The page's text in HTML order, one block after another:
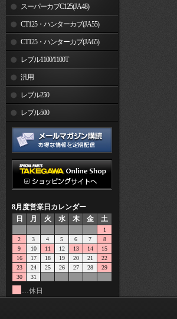
スーパーカブC125(JA48)
CT125・ハンターカブ(JA55)
CT125・ハンターカブ(JA65)
レブル1100/1100T
汎用
レブル250
レブル500
8月度営業日カレンダー
日
月 火 水 木 金 土
1
2
3 4 5 6 7
8
9
10 11 12 13 14
15
16
17 18 19 20 21
22
23
24 25 26 27 28
29
30
31
…休日